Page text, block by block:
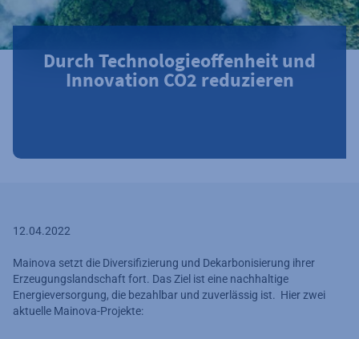
Durch Technologieoffenheit und
Innovation CO2 reduzieren
12.04.2022
Mainova setzt die Diversifizierung und Dekarbonisierung ihrer
Erzeugungslandschaft fort. Das Ziel ist eine nachhaltige
Energieversorgung, die bezahlbar und zuverlässig ist. Hier zwei
aktuelle Mainova-Projekte: